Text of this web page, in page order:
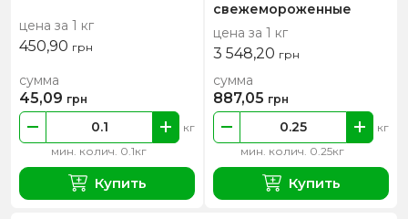
цена за 1 кг
450,90 грн
мин. колич. 0.1кг
кг
сумма
45,09 грн
Купить
свежемороженные
цена за 1 кг
3 548,20 грн
мин. колич. 0.25кг
кг
сумма
887,05 грн
Купить